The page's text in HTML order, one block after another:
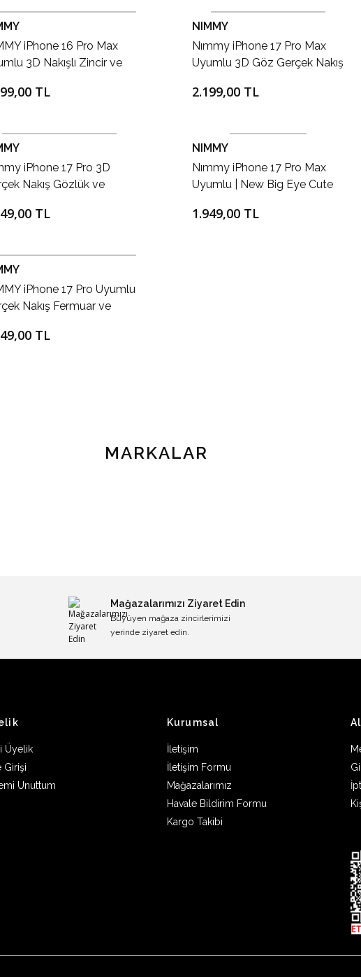
iPhone 16 Pro Max
3D Nakışlı Zincir ve
Kılıf TL
NIMMY
Nımmy iPhone 17 Pro Max
Uyumlu 3D Göz Gerçek Nakış
New Big Eyes Kılıf
2.199,00 TL
iPhone 17 Pro 3D
Nakış Gözlük ve
Silikon Kılıf 2.0
TL
NIMMY
Nımmy iPhone 17 Pro Max
Uyumlu | New Big Eye Cute
Gözlü Kedi Kılıf 2.0
1.949,00 TL
iPhone 17 Pro Uyumlu
Nakış Fermuar ve
Telefon Kılıfı
TL
MARKALAR
Mağazalarımızı Ziyaret Edin
Büyüyen mağaza zincirlerimizi
yerinde ziyaret edin.
Üyelik
Girişi
Unuttum
Kurumsal
İletişim
İletişim Formu
Mağazalarımız
Havale Bildirim Formu
Kargo Takibi